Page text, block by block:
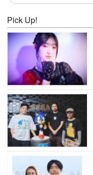
Pick Up!